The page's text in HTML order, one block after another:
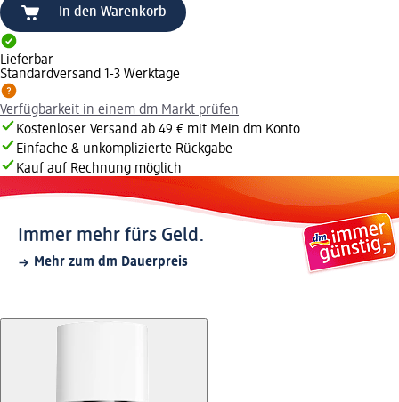
In den Warenkorb
Lieferbar
Standardversand 1-3 Werktage
Verfügbarkeit in einem dm Markt prüfen
Kostenloser Versand ab 49 € mit Mein dm Konto
Einfache & unkomplizierte Rückgabe
Kauf auf Rechnung möglich
Immer mehr fürs Geld.
Mehr zum dm Dauerpreis